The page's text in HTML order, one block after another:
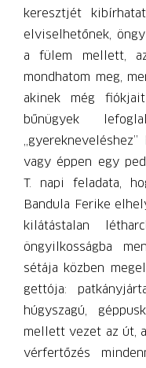
keresztjét
elviselhetőnek,
a fülem mellett,
mondhatom meg,
akinek még
bűnügyek
vagy éppen egy
T. napi feladata,
Bandula Ferike
kilátástalan
öngyilkosságba
sétája közben
gettója:
húgyszagú,
mellett vezet az út,
vérfertőzés